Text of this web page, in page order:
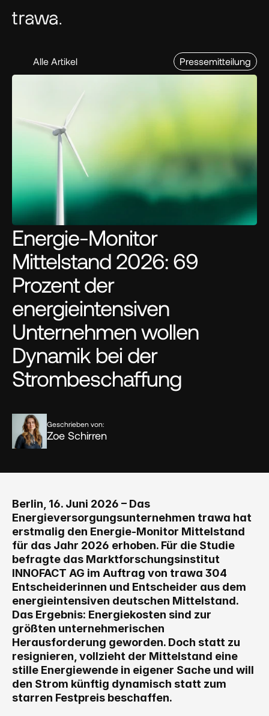
Alle Artikel Pressemitteilung
Energie-Monitor
Mittelstand 2026: 69
Prozent der
energieintensiven
Unternehmen wollen
Dynamik bei der
Strombeschaffung
Geschrieben von:
Zoe Schirren
Berlin, 16. Juni 2026 – Das
Energieversorgungsunternehmen trawa hat
erstmalig den Energie-Monitor Mittelstand
für das Jahr 2026 erhoben. Für die Studie
befragte das Marktforschungsinstitut
INNOFACT AG im Auftrag von trawa 304
Entscheiderinnen und Entscheider aus dem
energieintensiven deutschen Mittelstand.
Das Ergebnis: Energiekosten sind zur
größten unternehmerischen
Herausforderung geworden. Doch statt zu
resignieren, vollzieht der Mittelstand eine
stille Energiewende in eigener Sache und will
den Strom künftig dynamisch statt zum
starren Festpreis beschaffen.